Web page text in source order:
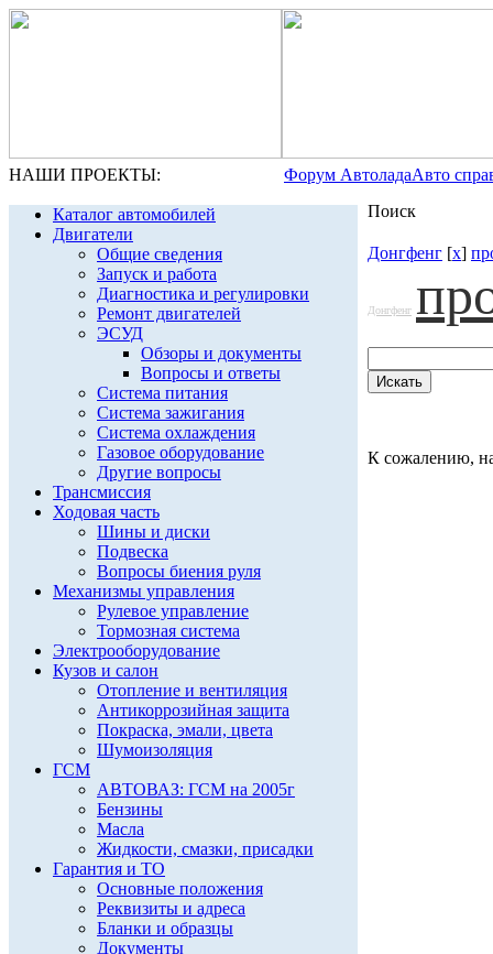
НАШИ ПРОЕКТЫ: Форум АвтоладаАвто
Каталог автомобилей
Двигатели
Общие сведения
Запуск и работа
Диагностика и регулировки
Ремонт двигателей
ЭСУД
Обзоры и документы
Вопросы и ответы
Система питания
Система зажигания
Система охлаждения
Газовое оборудование
Другие вопросы
Трансмиссия
Ходовая часть
Шины и диски
Подвеска
Вопросы биения руля
Механизмы управления
Рулевое управление
Тормозная система
Электрооборудование
Кузов и салон
Отопление и вентиляция
Антикоррозийная защита
Покраска, эмали, цвета
Шумоизоляция
ГСМ
АВТОВАЗ: ГСМ на 2005г
Бензины
Масла
Жидкости, смазки, присадки
Гарантия и ТО
Основные положения
Реквизиты и адреса
Бланки и образцы
Документы
Поиск
Донгфенг [x]
Донгфенг
К сожалению,